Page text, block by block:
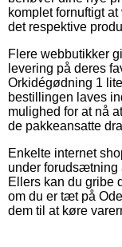
komplet fornuftigt
det respektive
Flere webbutikker
levering på deres
Orkidégødning 1
bestillingen laves
mulighed for at nå
de pakkeansatte
Enkelte internet
under forudsætning
Ellers kan du gribe
om du er tæt på
dem til at køre